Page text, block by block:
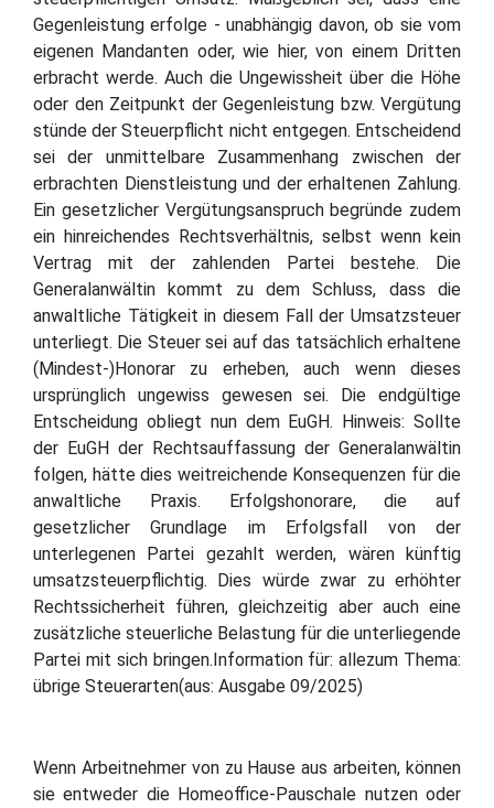
Gegenleistung erfolge - unabhängig davon, ob sie vom
eigenen Mandanten oder, wie hier, von einem Dritten
erbracht werde. Auch die Ungewissheit über die Höhe
oder den Zeitpunkt der Gegenleistung bzw. Vergütung
stünde der Steuerpflicht nicht entgegen. Entscheidend
sei der unmittelbare Zusammenhang zwischen der
erbrachten Dienstleistung und der erhaltenen Zahlung.
Ein gesetzlicher Vergütungsanspruch begründe zudem
ein hinreichendes Rechtsverhältnis, selbst wenn kein
Vertrag mit der zahlenden Partei bestehe. Die
Generalanwältin kommt zu dem Schluss, dass die
anwaltliche Tätigkeit in diesem Fall der Umsatzsteuer
unterliegt. Die Steuer sei auf das tatsächlich erhaltene
(Mindest-)Honorar zu erheben, auch wenn dieses
ursprünglich ungewiss gewesen sei. Die endgültige
Entscheidung obliegt nun dem EuGH. Hinweis: Sollte
der EuGH der Rechtsauffassung der Generalanwältin
folgen, hätte dies weitreichende Konsequenzen für die
anwaltliche Praxis. Erfolgshonorare, die auf
gesetzlicher Grundlage im Erfolgsfall von der
unterlegenen Partei gezahlt werden, wären künftig
umsatzsteuerpflichtig. Dies würde zwar zu erhöhter
Rechtssicherheit führen, gleichzeitig aber auch eine
zusätzliche steuerliche Belastung für die unterliegende
Partei mit sich bringen.Information für: allezum Thema:
übrige Steuerarten(aus: Ausgabe 09/2025)
Wenn Arbeitnehmer von zu Hause aus arbeiten, können
sie entweder die Homeoffice-Pauschale nutzen oder